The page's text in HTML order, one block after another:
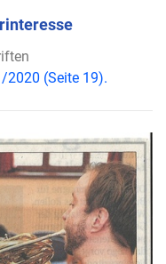
2020 (Seite 19).